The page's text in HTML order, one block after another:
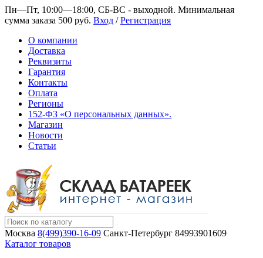
Пн—Пт, 10:00—18:00, СБ-ВС - выходной. Минимальная
сумма заказа 500 руб. Вход /Регистрация
О компании
Доставка
Реквизиты
Гарантия
Контакты
Оплата
Регионы
152-ФЗ «О персональных данных».
Магазин
Новости
Статьи
Москва 8(499)390-16-09 Санкт-Петербург 84993901609
Каталог товаров